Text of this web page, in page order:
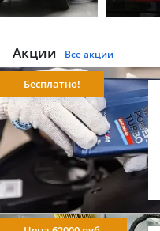
Акции Все акции
Бесплатно!